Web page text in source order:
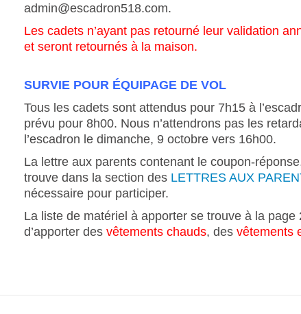
admin@escadron518.com.
Les cadets n’ayant pas retourné leur validation
et seront retournés à la maison.
SURVIE POUR ÉQUIPAGE DE VOL
Tous les cadets sont attendus pour 7h15 à
prévu pour 8h00. Nous n’attendrons pas les
l’escadron le dimanche, 9 octobre vers 16h00.
La lettre aux parents contenant le coupon-
trouve dans la section des LETTRES AUX
nécessaire pour participer.
La liste de matériel à apporter se trouve à la
d’apporter desvêtements chauds, desvêtements